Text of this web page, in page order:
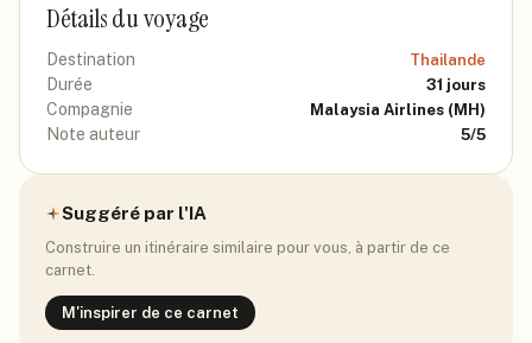
Détails du voyage
Destination Thailande
Durée 31 jours
Compagnie Malaysia Airlines (MH)
Note auteur 5/5
Suggéré par l'IA
Construire un itinéraire similaire pour vous, à partir de ce
carnet.
M'inspirer de ce carnet